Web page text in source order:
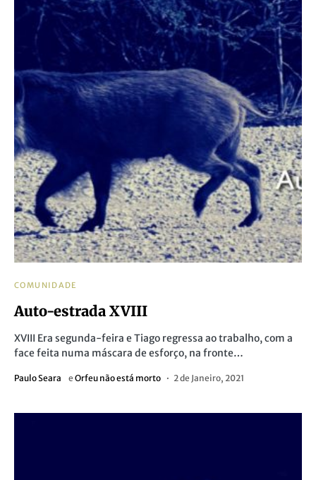
COMUNIDADE
Auto-estrada XVIII
XVIII Era segunda-feira e Tiago regressa ao trabalho, com a
face feita numa máscara de esforço, na fronte…
Paulo Seara e Orfeu não está morto 2 de Janeiro, 2021